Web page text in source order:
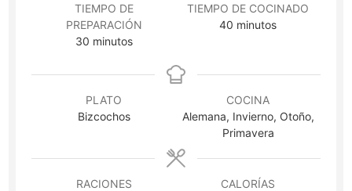
TIEMPO DE
PREPARACIÓN
30minutos
minutos
TIEMPO DE COCINADO
40 minutos
minutos
PLATO
Bizcochos
COCINA
Alemana, Invierno, Otoño,
Primavera
RACIONES
CALORÍAS